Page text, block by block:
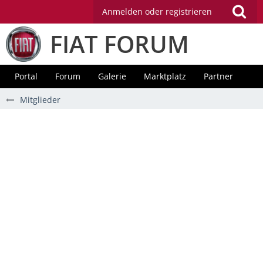
Anmelden oder registrieren
FIAT FORUM
Portal Forum Galerie Marktplatz Partner
Mitglieder